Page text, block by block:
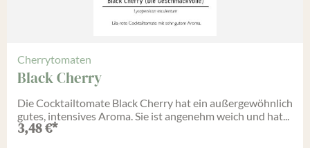
Cherrytomaten
Black Cherry
Die Cocktailtomate Black Cherry hat ein außergewöhnlich
gutes, intensives Aroma. Sie ist angenehm weich und hat...
3,48€*